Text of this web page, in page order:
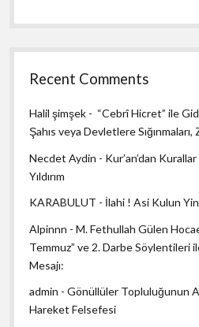
Recent Comments
Halil şimşek - “Cebrî Hicret” ile
Şahıs veya Devletlere
Necdet Aydin - Kur’an’dan
Yıldırım
KARABULUT - İlahi ! Asi Kulun
Alpinnn -M. Fethullah Gülen
Temmuz” ve 2. Darbe Söylentileri
Mesajı:
admin -Gönüllüler Topluluğunun
Hareket Felsefesi